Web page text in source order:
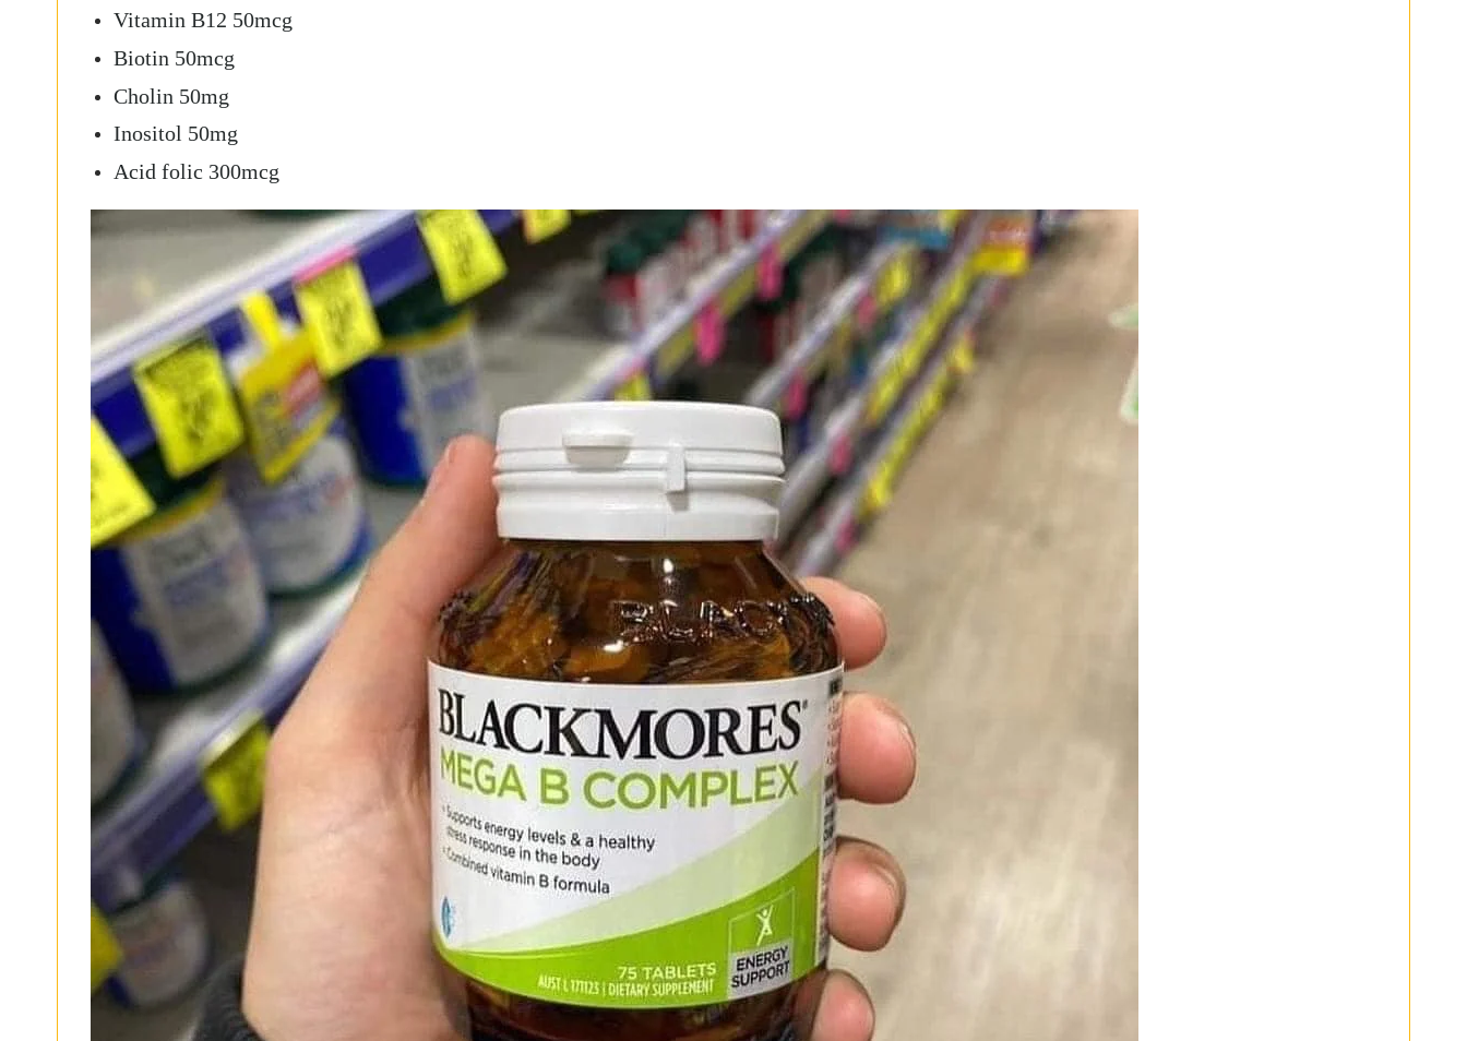
Vitamin B12 50mcg
Biotin 50mcg
Cholin 50mg
Inositol 50mg
Acid folic 300mcg